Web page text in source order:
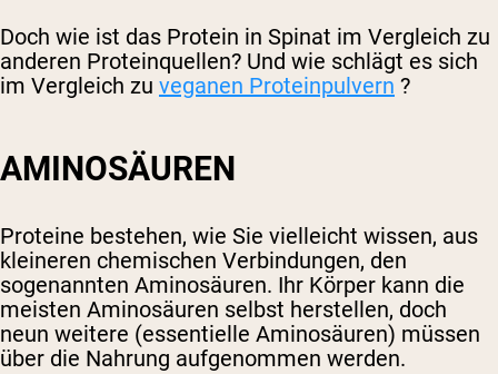
Doch wie ist das Protein in Spinat im Vergleich zu
anderen Proteinquellen? Und wie schlägt es sich
im Vergleich zu veganen Proteinpulvern ?
AMINOSÄUREN
Proteine ​​bestehen, wie Sie vielleicht wissen, aus
kleineren chemischen Verbindungen, den
sogenannten Aminosäuren. Ihr Körper kann die
meisten Aminosäuren selbst herstellen, doch
neun weitere (essentielle Aminosäuren) müssen
über die Nahrung aufgenommen werden.